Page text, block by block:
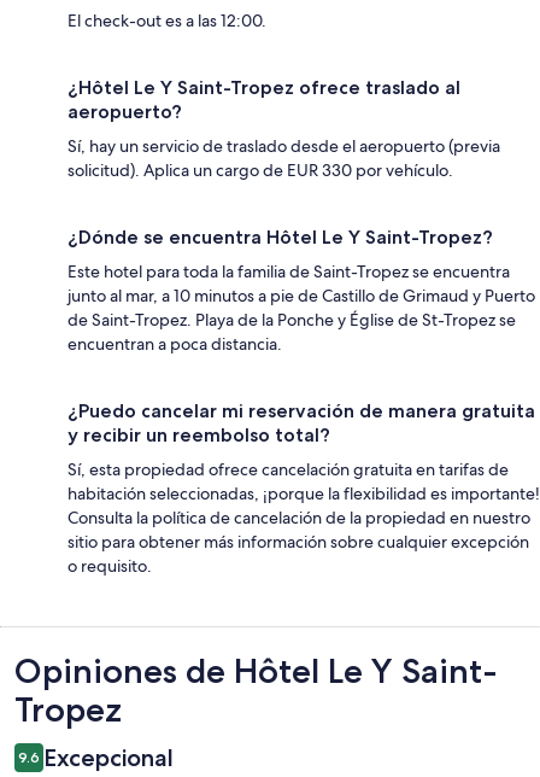
El check-out es a las 12:00.
¿Hôtel Le Y Saint-Tropez ofrece traslado al
aeropuerto?
Sí, hay un servicio de traslado desde el aeropuerto (previa
solicitud). Aplica un cargo de EUR 330 por vehículo.
¿Dónde se encuentra Hôtel Le Y Saint-Tropez?
Este hotel para toda la familia de Saint-Tropez se encuentra
junto al mar, a 10 minutos a pie de Castillo de Grimaud y Puerto
de Saint-Tropez. Playa de la Ponche y Église de St-Tropez se
encuentran a poca distancia.
¿Puedo cancelar mi reservación de manera gratuita
y recibir un reembolso total?
Sí, esta propiedad ofrece cancelación gratuita en tarifas de
habitación seleccionadas, ¡porque la flexibilidad es importante!
Consulta la política de cancelación de la propiedad en nuestro
sitio para obtener más información sobre cualquier excepción
o requisito.
Opiniones
Opiniones de Hôtel Le Y Saint-
Tropez
9.6 Excepcional